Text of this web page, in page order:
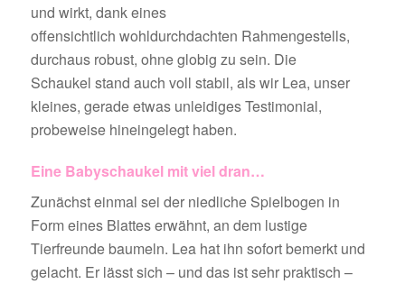
und wirkt, dank eines
offensichtlich wohldurchdachten Rahmengestells,
durchaus robust, ohne globig zu sein. Die
Schaukel stand auch voll stabil, als wir Lea, unser
kleines, gerade etwas unleidiges Testimonial,
probeweise hineingelegt haben.
Eine Babyschaukel mit viel dran…
Zunächst einmal sei der niedliche Spielbogen in
Form eines Blattes erwähnt, an dem lustige
Tierfreunde baumeln. Lea hat ihn sofort bemerkt und
gelacht. Er lässt sich – und das ist sehr praktisch –